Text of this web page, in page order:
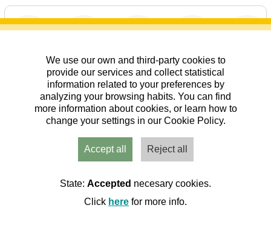
We use our own and third-party cookies to
provide our services and collect statistical
information related to your preferences by
analyzing your browsing habits. You can find
more information about cookies, or learn how to
change your settings in our Cookie Policy.
Accept all Reject all
State: Accepted necesary cookies.
Click here for more info.
eventos competición formación